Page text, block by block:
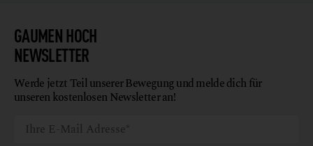
GAUMEN HOCH
NEWSLETTER
Werde jetzt Teil unserer Bewegung und melde dich für
unseren kostenlosen Newsletter an!